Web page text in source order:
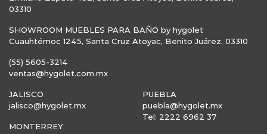
03310
SHOWROOM MUEBLES PARA BAÑO by hygolet
Cuauhtémoc 1245, Santa Cruz Atoyac, Benito Juárez, 03310
(55) 5605-3214
ventas@hygolet.com.mx
JALISCO
jalisco@hygolet.mx
MONTERREY
PUEBLA
puebla@hygolet.mx
Tel: 2222 6962 37